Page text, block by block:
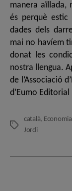
manera aïllada,
és perquè
dades dels
mai no havíem
donat les
nostra llengua.
de l’Associació
d’Eumo Editorial
Etiquetes
català, Economia
Jordi